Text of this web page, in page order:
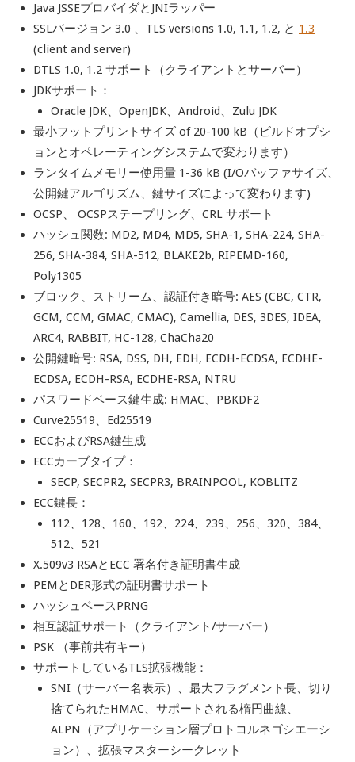
Java JSSEプロバイダとJNIラッパー
SSLバージョン 3.0 、TLS versions 1.0, 1.1, 1.2, と 1.3
(client and server)
DTLS 1.0, 1.2 サポート（クライアントとサーバー）
JDKサポート：
Oracle JDK、OpenJDK、Android、Zulu JDK
最小フットプリントサイズ of 20-100 kB（ビルドオプシ
ョンとオペレーティングシステムで変わります）
ランタイムメモリー使用量 1-36 kB (I/Oバッファサイズ、
公開鍵アルゴリズム、鍵サイズによって変わります)
OCSP、 OCSPステープリング、CRL サポート
ハッシュ関数: MD2, MD4, MD5, SHA-1, SHA-224, SHA-
256, SHA-384, SHA-512, BLAKE2b, RIPEMD-160,
Poly1305
ブロック、ストリーム、認証付き暗号: AES (CBC, CTR,
GCM, CCM, GMAC, CMAC), Camellia, DES, 3DES, IDEA,
ARC4, RABBIT, HC-128, ChaCha20
公開鍵暗号: RSA, DSS, DH, EDH, ECDH-ECDSA, ECDHE-
ECDSA, ECDH-RSA, ECDHE-RSA, NTRU
パスワードベース鍵生成: HMAC、PBKDF2
Curve25519、Ed25519
ECCおよびRSA鍵生成
ECCカーブタイプ：
SECP, SECPR2, SECPR3, BRAINPOOL, KOBLITZ
ECC鍵長：
112、128、160、192、224、239、256、320、384、
512、521
X.509v3 RSAとECC 署名付き証明書生成
PEMとDER形式の証明書サポート
ハッシュベースPRNG
相互認証サポート（クライアント/サーバー）
PSK （事前共有キー）
サポートしているTLS拡張機能：
SNI（サーバー名表示）、最大フラグメント長、切り
捨てられたHMAC、サポートされる楕円曲線、
ALPN（アプリケーション層プロトコルネゴシエーシ
ョン）、拡張マスターシークレット